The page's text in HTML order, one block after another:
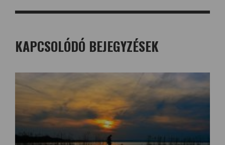
KAPCSOLÓDÓ BEJEGYZÉSEK